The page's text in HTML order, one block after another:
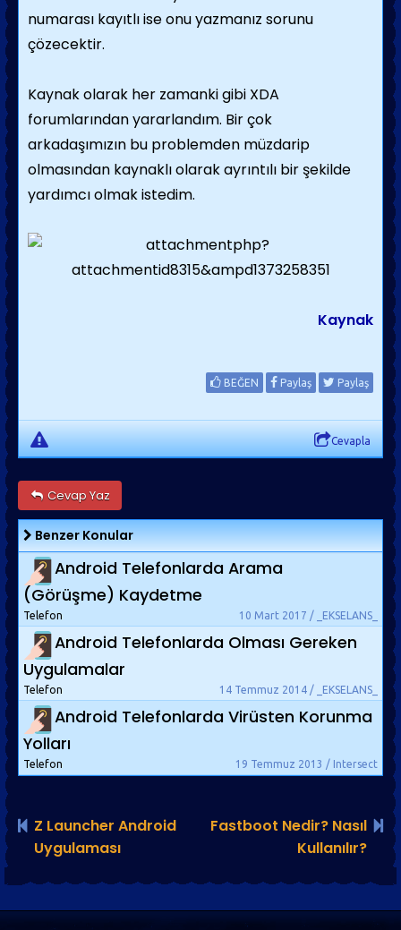
numarası kayıtlı ise onu yazmanız sorunu
çözecektir.
Kaynak olarak her zamanki gibi XDA
forumlarından yararlandım. Bir çok
arkadaşımızın bu problemden müzdarip
olmasından kaynaklı olarak ayrıntılı bir şekilde
yardımcı olmak istedim.
Kaynak
BEĞEN Paylaş Paylaş
Cevapla
Cevap Yaz
Benzer Konular
Android Telefonlarda Arama
(Görüşme) Kaydetme
10 Mart 2017 / _EKSELANS_
Telefon
Android Telefonlarda Olması Gereken
Uygulamalar
14 Temmuz 2014 / _EKSELANS_
Telefon
Android Telefonlarda Virüsten Korunma
Yolları
19 Temmuz 2013 / Intersect
Telefon
Z Launcher Android
Uygulaması
Fastboot Nedir? Nasıl
Kullanılır?